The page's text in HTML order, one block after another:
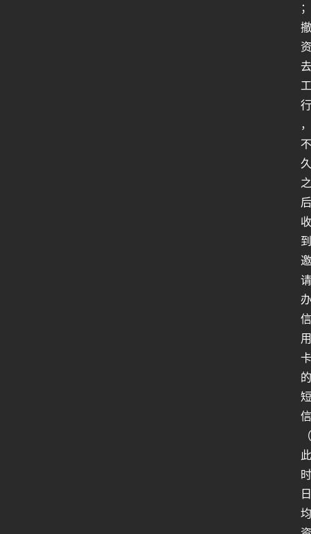
；
撤
资
去
工
行
，
不
久
之
后
收
到
邀
请
办
信
用
卡
的
短
信
（
此
时
日
均